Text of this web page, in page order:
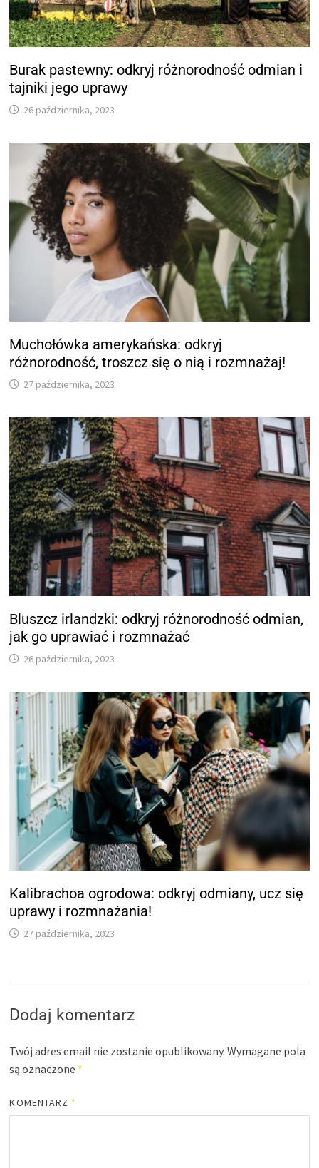
Burak pastewny: odkryj różnorodność odmian i
tajniki jego uprawy
26 października, 2023
Muchołówka amerykańska: odkryj
różnorodność, troszcz się o nią i rozmnażaj!
27 października, 2023
Bluszcz irlandzki: odkryj różnorodność odmian,
jak go uprawiać i rozmnażać
26 października, 2023
Kalibrachoa ogrodowa: odkryj odmiany, ucz się
uprawy i rozmnażania!
27 października, 2023
Dodaj komentarz
Twój adres email nie zostanie opublikowany. Wymagane pola
są oznaczone *
KOMENTARZ *